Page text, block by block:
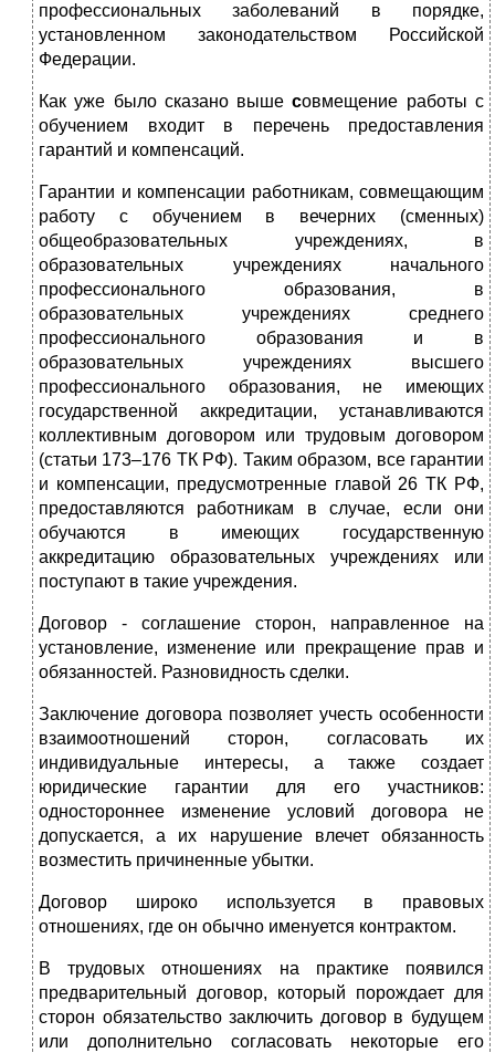
профессиональных заболеваний в порядке,
установленном законодательством Российской
Федерации.
Как уже было сказано выше совмещение работы с
обучением входит в перечень предоставления
гарантий и компенсаций.
Гарантии и компенсации работникам, совмещающим
работу с обучением в вечерних (сменных)
общеобразовательных учреждениях, в
образовательных учреждениях начального
профессионального образования, в
образовательных учреждениях среднего
профессионального образования и в
образовательных учреждениях высшего
профессионального образования, не имеющих
государственной аккредитации, устанавливаются
коллективным договором или трудовым договором
(статьи 173–176 ТК РФ). Таким образом, все гарантии
и компенсации, предусмотренные главой 26 ТК РФ,
предоставляются работникам в случае, если они
обучаются в имеющих государственную
аккредитацию образовательных учреждениях или
поступают в такие учреждения.
Договор - соглашение сторон, направленное на
установление, изменение или прекращение прав и
обязанностей. Разновидность сделки.
Заключение договора позволяет учесть особенности
взаимоотношений сторон, согласовать их
индивидуальные интересы, а также создает
юридические гарантии для его участников:
одностороннее изменение условий договора не
допускается, а их нарушение влечет обязанность
возместить причиненные убытки.
Договор широко используется в правовых
отношениях, где он обычно именуется контрактом.
В трудовых отношениях на практике появился
предварительный договор, который порождает для
сторон обязательство заключить договор в будущем
или дополнительно согласовать некоторые его